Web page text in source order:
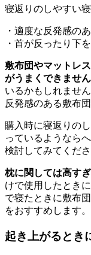
寝返りのしやすい
・適度な反発感の
・首が反ったり下
敷布団やマットレ
がうまくできません
いるかもしれませ
反発感のある敷布
購入時に寝返りの
っているようなら
検討してみてくださ
枕に関しては高す
けで使用したとき
で寝たときに敷布
をおすすめします。
起き上がるとき